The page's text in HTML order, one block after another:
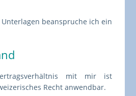
beanspruche ich ein
mit mir ist
Recht anwendbar.